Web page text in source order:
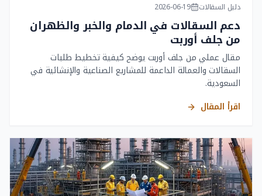
دليل السقالات 2026-06-19
دعم السقالات في الدمام والخبر والظهران
من جلف أوربت
مقال عملي من جلف أوربت يوضح كيفية تخطيط طلبات
السقالات والعمالة الداعمة للمشاريع الصناعية والإنشائية في
السعودية.
اقرأ المقال